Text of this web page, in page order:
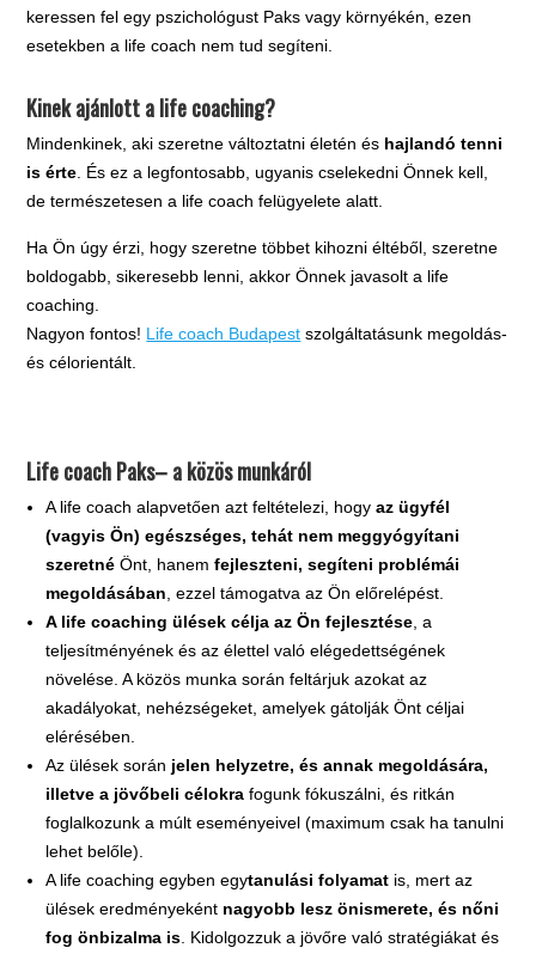
keressen fel egy pszichológust Paks vagy környékén, ezen
esetekben a life coach nem tud segíteni.
Kinek ajánlott a life coaching?
Mindenkinek, aki szeretne változtatni életén és hajlandó tenni
is érte . És ez a legfontosabb, ugyanis cselekedni Önnek kell,
de természetesen a life coach felügyelete alatt.
Ha Ön úgy érzi, hogy szeretne többet kihozni éltéből, szeretne
boldogabb, sikeresebb lenni, akkor Önnek javasolt a life
coaching.
Nagyon fontos! Life coach Budapest szolgáltatásunk megoldás-
és célorientált.
Life coach Paks– a közös munkáról
A life coach alapvetően azt feltételezi, hogy az ügyfél
(vagyis Ön) egészséges, tehát nem meggyógyítani
szeretné Önt, hanem fejleszteni, segíteni problémái
megoldásában , ezzel támogatva az Ön előrelépést.
A life coaching ülések célja az Ön fejlesztése , a
teljesítményének és az élettel való elégedettségének
növelése. A közös munka során feltárjuk azokat az
akadályokat, nehézségeket, amelyek gátolják Önt céljai
elérésében.
Az ülések során jelen helyzetre, és annak megoldására,
illetve a jövőbeli célokra fogunk fókuszálni, és ritkán
foglalkozunk a múlt eseményeivel (maximum csak ha tanulni
lehet belőle).
A life coaching egyben egytanulási folyamat is, mert az
ülések eredményeként nagyobb lesz önismerete, és nőni
fog önbizalma is . Kidolgozzuk a jövőre való stratégiákat és